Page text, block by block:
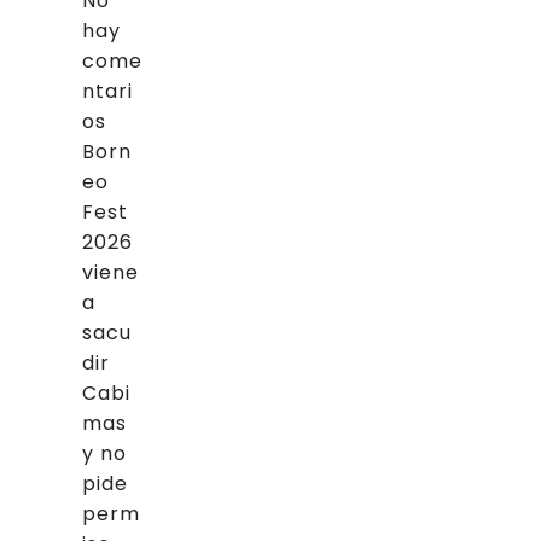
hay
come
ntari
os
Born
eo
Fest
2026
viene
a
sacu
dir
Cabi
mas
y no
pide
perm